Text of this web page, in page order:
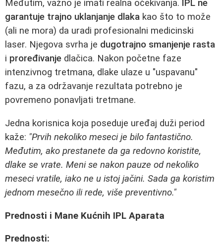
Međutim, važno je imati realna očekivanja. IPL ne
garantuje trajno uklanjanje dlaka kao što to može
(ali ne mora) da uradi profesionalni medicinski
laser. Njegova svrha je dugotrajno smanjenje rasta
i proređivanje dlačica. Nakon početne faze
intenzivnog tretmana, dlake ulaze u "uspavanu"
fazu, a za održavanje rezultata potrebno je
povremeno ponavljati tretmane.
Jedna korisnica koja poseduje uređaj duži period
kaže: "Prvih nekoliko meseci je bilo fantastično.
Međutim, ako prestanete da ga redovno koristite,
dlake se vrate. Meni se nakon pauze od nekoliko
meseci vratile, iako ne u istoj jačini. Sada ga koristim
jednom mesečno ili rede, više preventivno."
Prednosti i Mane Kućnih IPL Aparata
Prednosti: